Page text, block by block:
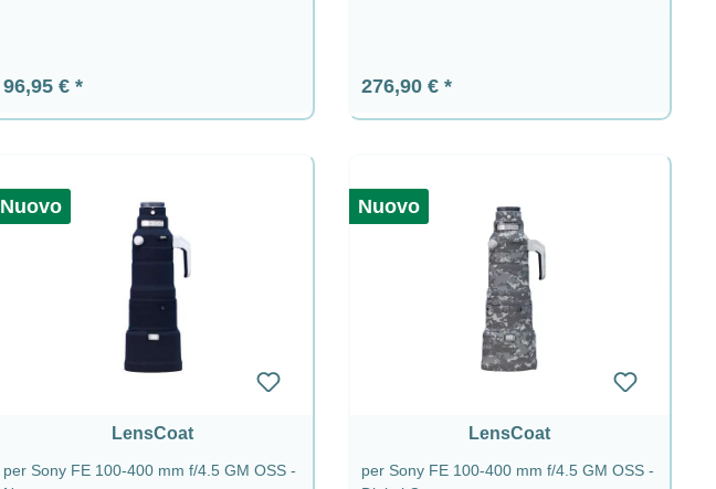
Prezzo normale:
96,95 € Prezzo normale:
276,90 €
Nuovo
LensCoat
per Sony FE 100-400 mm f/4.5 GM OSS -
Nuovo
LensCoat
per Sony FE 100-400 mm f/4.5 GM OSS -